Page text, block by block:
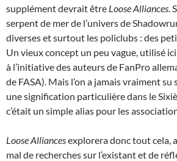
supplément devrait être Loose Alliances.
serpent de mer de l’univers de
diverses et surtout les policlubs : des
Un vieux concept un peu vague, utilisé
à l’initiative des auteurs de FanPro
de FASA). Mais l’on a jamais vraiment
une signification particulière dans le
c’était un simple alias pour les
Loose Alliancesexplorera donc tout cela,
mal de recherches sur l’existant et de